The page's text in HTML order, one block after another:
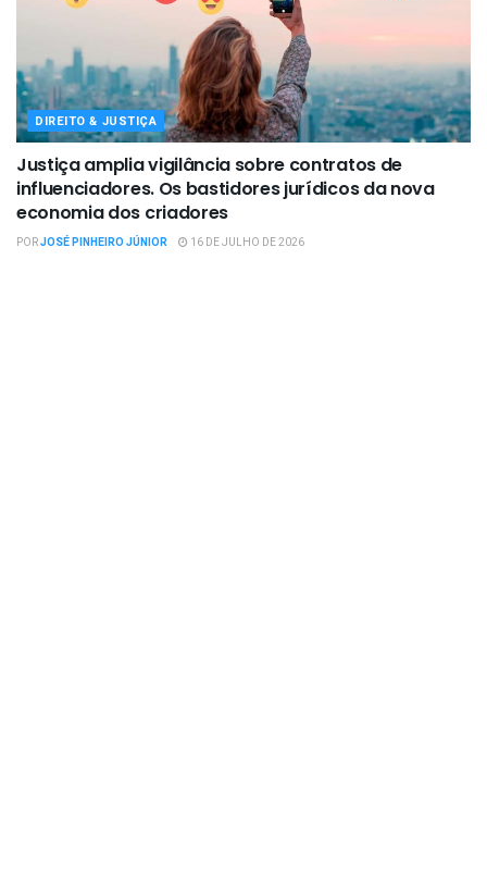
DIREITO & JUSTIÇA
Justiça amplia vigilância sobre contratos de
influenciadores. Os bastidores jurídicos da nova
economia dos criadores
PORJOSÉ PINHEIRO JÚNIOR 16 DE JULHO DE 2026